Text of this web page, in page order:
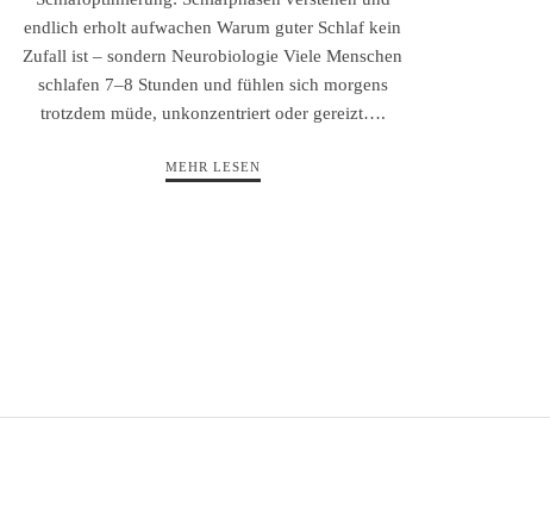
endlich erholt aufwachen Warum guter Schlaf kein
Zufall ist – sondern Neurobiologie Viele Menschen
schlafen 7–8 Stunden und fühlen sich morgens
trotzdem müde, unkonzentriert oder gereizt….
MEHR LESEN